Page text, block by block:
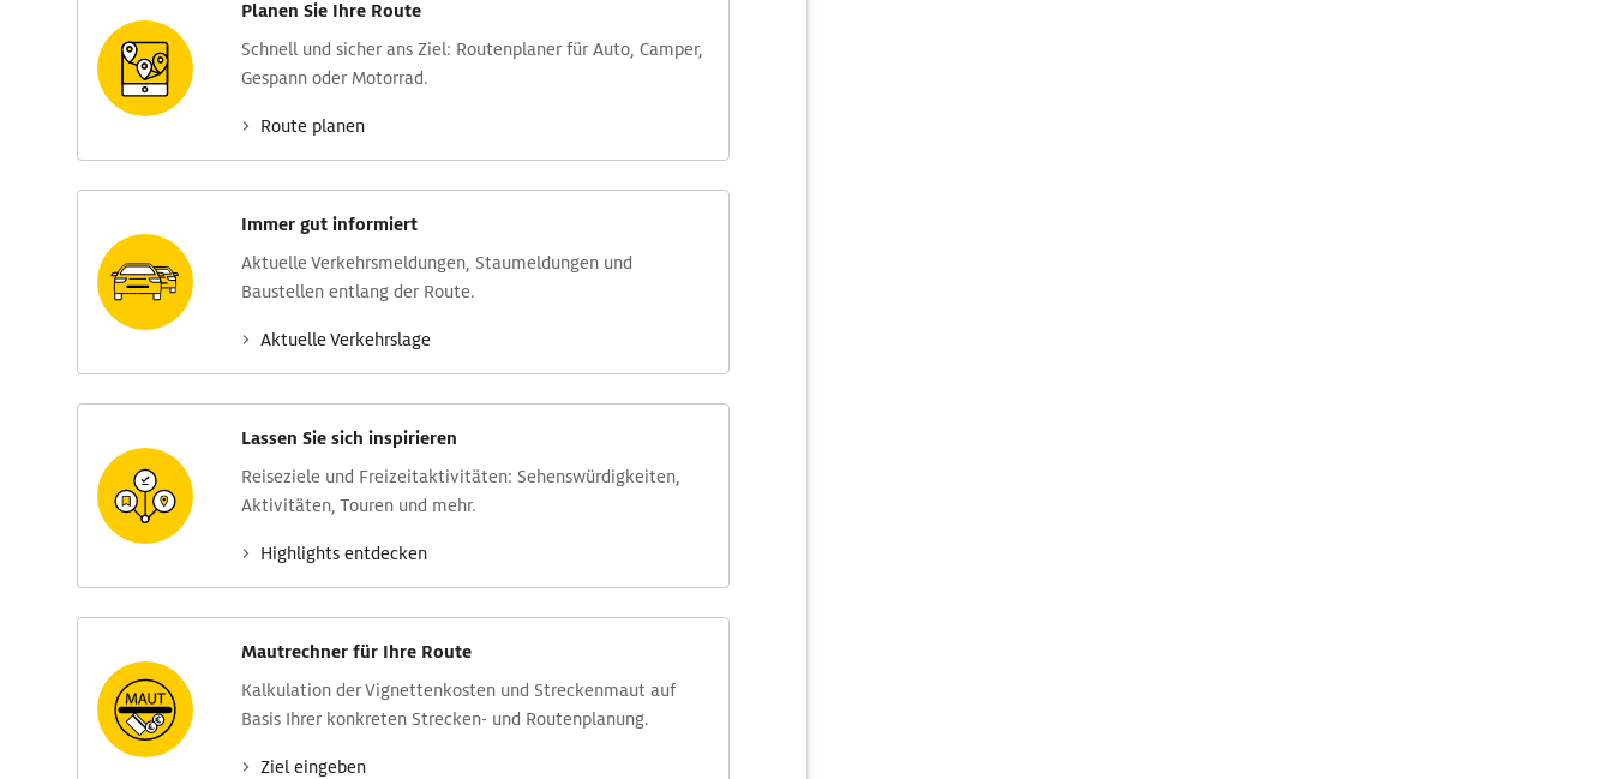
Planen Sie Ihre Route
Schnell und sicher ans Ziel: Routen­planer für Auto, Camper,
Gespann oder Motorrad.
Route planen
Immer gut informiert
Aktuelle Verkehrs­meldungen, Stau­meldungen und
Baustellen entlang der Route.
Aktuelle Verkehrs­lage
Lassen Sie sich inspirieren
Reise­ziele und Freizeit­aktivitäten: Sehens­würdig­keiten,
Aktivitäten, Touren und mehr.
Highlights entdecken
Mautrechner für Ihre Route
Kalkulation der Vignettenkosten und Streckenmaut auf
Basis Ihrer konkreten Strecken- und Routenplanung.
Ziel eingeben